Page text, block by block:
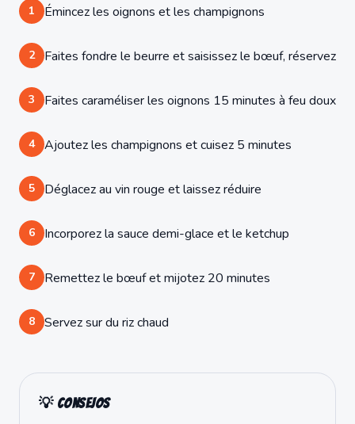
1 Émincez les oignons et les champignons
2 Faites fondre le beurre et saisissez le bœuf, réservez
3 Faites caraméliser les oignons 15 minutes à feu doux
4 Ajoutez les champignons et cuisez 5 minutes
5 Déglacez au vin rouge et laissez réduire
6 Incorporez la sauce demi-glace et le ketchup
7 Remettez le bœuf et mijotez 20 minutes
8 Servez sur du riz chaud
💡 Consejos